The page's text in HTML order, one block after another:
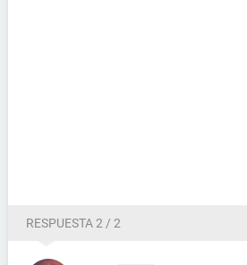
RESPUESTA 2 / 2